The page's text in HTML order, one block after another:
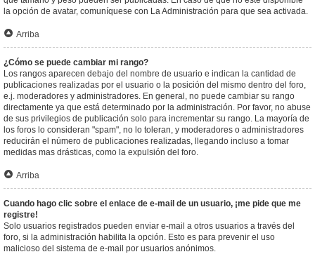
la opción de avatar, comuníquese con La Administración para que sea activada.
Arriba
¿Cómo se puede cambiar mi rango?
Los rangos aparecen debajo del nombre de usuario e indican la cantidad de
publicaciones realizadas por el usuario o la posición del mismo dentro del foro,
e.j. moderadores y administradores. En general, no puede cambiar su rango
directamente ya que está determinado por la administración. Por favor, no abuse
de sus privilegios de publicación solo para incrementar su rango. La mayoría de
los foros lo consideran "spam", no lo toleran, y moderadores o administradores
reducirán el número de publicaciones realizadas, llegando incluso a tomar
medidas mas drásticas, como la expulsión del foro.
Arriba
Cuando hago clic sobre el enlace de e-mail de un usuario, ¡me pide que me
registre!
Solo usuarios registrados pueden enviar e-mail a otros usuarios a través del
foro, si la administración habilita la opción. Esto es para prevenir el uso
malicioso del sistema de e-mail por usuarios anónimos.